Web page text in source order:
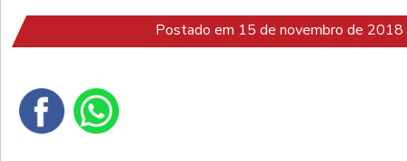
Postado em 15 de novembro de